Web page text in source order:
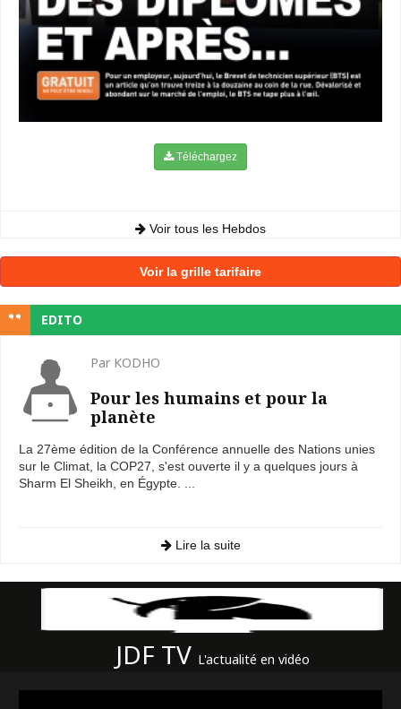
Téléchargez
Voir tous les Hebdos
Voir la grille tarifaire
EDITO
Par KODHO
Pour les humains et pour la
planète
La 27ème édition de la Conférence annuelle des Nations unies
sur le Climat, la COP27, s'est ouverte il y a quelques jours à
Sharm El Sheikh, en Égypte. ...
Lire la suite
JDF TV L'actualité en vidéo